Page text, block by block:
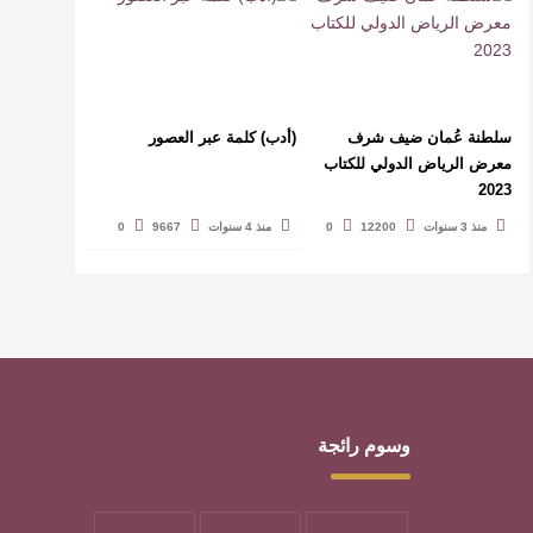
سلطنة عُمان ضيف شرف
معرض الرياض الدولي للكتاب
2023
منذ 3 سنوات 12200
0
(أدب) كلمة عبر العصور
منذ 4 سنوات 9667
0
وسوم رائجة